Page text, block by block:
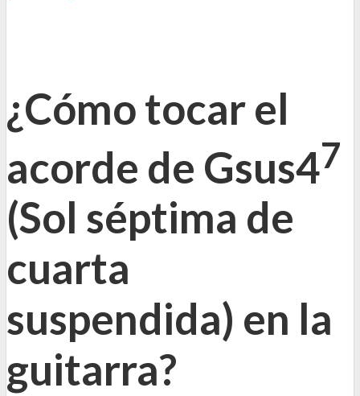
¿Cómo tocar el
acorde de Gsus47
(Sol séptima de
cuarta
suspendida) en la
guitarra?